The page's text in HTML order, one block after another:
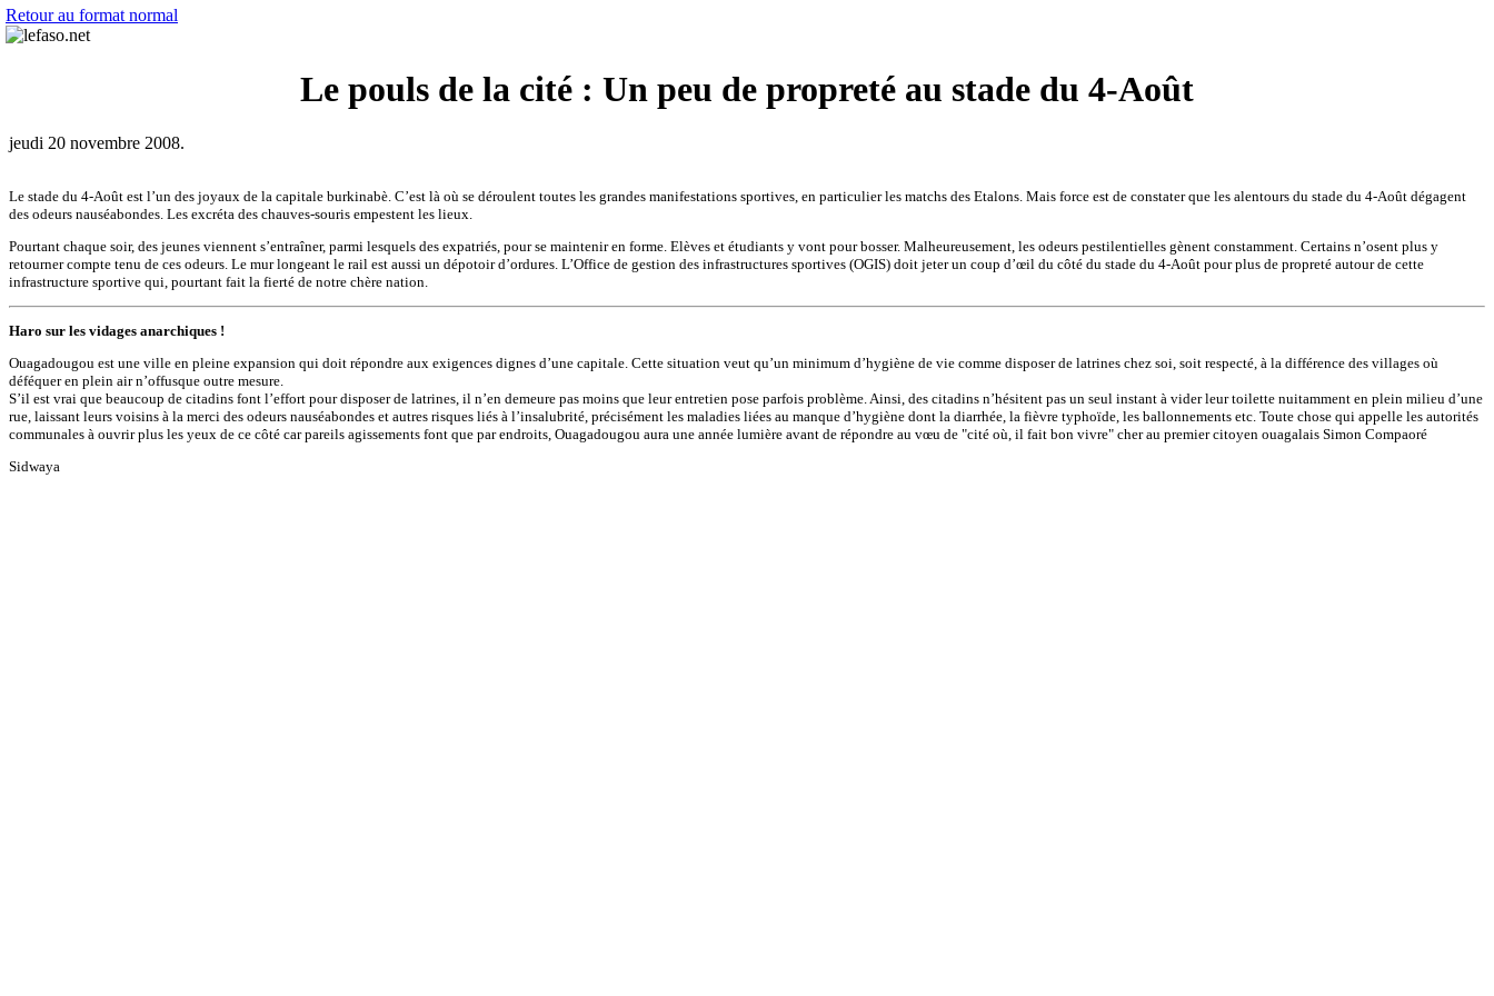
Retour au format normal
Le pouls de la cité : Un peu de propreté au stade du 4-Août
jeudi 20 novembre 2008.
Le stade du 4-Août est l’un des joyaux de la capitale burkinabè. C’est là où se déroulent toutes les grandes manifestations sportives, en particulier les matchs des Etalons. Mais force est de constater que les alentours du stade du 4-Août dégagent
des odeurs nauséabondes. Les excréta des chauves-souris empestent les lieux.
Pourtant chaque soir, des jeunes viennent s’entraîner, parmi lesquels des expatriés, pour se maintenir en forme. Elèves et étudiants y vont pour bosser. Malheureusement, les odeurs pestilentielles gènent constamment. Certains n’osent plus y
retourner compte tenu de ces odeurs. Le mur longeant le rail est aussi un dépotoir d’ordures. L’Office de gestion des infrastructures sportives (OGIS) doit jeter un coup d’œil du côté du stade du 4-Août pour plus de propreté autour de cette
infrastructure sportive qui, pourtant fait la fierté de notre chère nation.
Haro sur les vidages anarchiques !
Ouagadougou est une ville en pleine expansion qui doit répondre aux exigences dignes d’une capitale. Cette situation veut qu’un minimum d’hygiène de vie comme disposer de latrines chez soi, soit respecté, à la différence des villages où
déféquer en plein air n’offusque outre mesure.
S’il est vrai que beaucoup de citadins font l’effort pour disposer de latrines, il n’en demeure pas moins que leur entretien pose parfois problème. Ainsi, des citadins n’hésitent pas un seul instant à vider leur toilette nuitamment en plein milieu d’une
rue, laissant leurs voisins à la merci des odeurs nauséabondes et autres risques liés à l’insalubrité, précisément les maladies liées au manque d’hygiène dont la diarrhée, la fièvre typhoïde, les ballonnements etc. Toute chose qui appelle les autorités
communales à ouvrir plus les yeux de ce côté car pareils agissements font que par endroits, Ouagadougou aura une année lumière avant de répondre au vœu de "cité où, il fait bon vivre" cher au premier citoyen ouagalais Simon Compaoré
Sidwaya